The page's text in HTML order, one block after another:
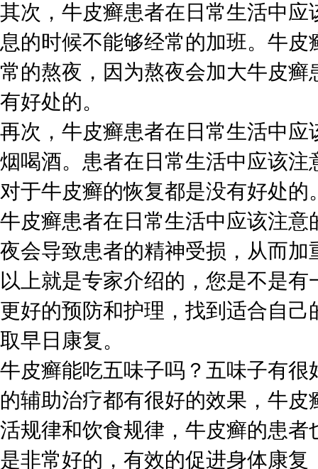
其次，牛皮癣患者在日常生活中
息的时候不能够经常的加班。牛
常的熬夜，因为熬夜会加大牛皮
有好处的。
再次，牛皮癣患者在日常生活中
烟喝酒。患者在日常生活中应该
对于牛皮癣的恢复都是没有好处的
牛皮癣患者在日常生活中应该注
夜会导致患者的精神受损，从而加
以上就是专家介绍的，您是不是
更好的预防和护理，找到适合自
取早日康复。
牛皮癣能吃五味子吗？五味子有
的辅助治疗都有很好的效果，牛
活规律和饮食规律，牛皮癣的患
是非常好的，有效的促进身体康